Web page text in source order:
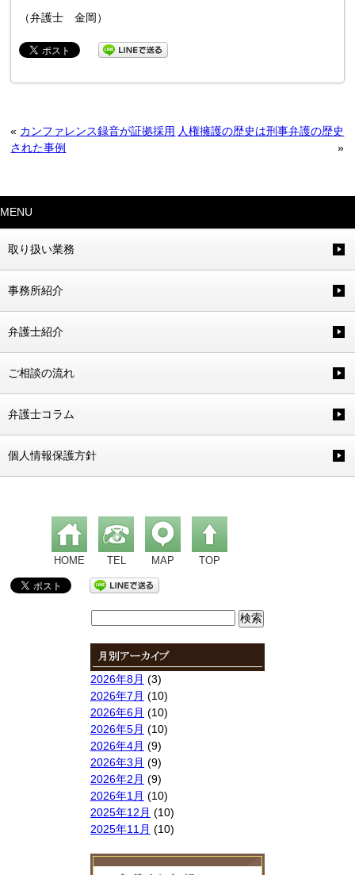
（弁護士 金岡）
« カンファレンス録音が証拠採用
された事例
人権擁護の歴史は刑事弁護の歴史
»
MENU
取り扱い業務
事務所紹介
弁護士紹介
ご相談の流れ
弁護士コラム
個人情報保護方針
HOME TEL MAP TOP
2026年8月 (3)
2026年7月 (10)
2026年6月 (10)
2026年5月 (10)
2026年4月 (9)
2026年3月 (9)
2026年2月 (9)
2026年1月 (10)
2025年12月 (10)
2025年11月 (10)